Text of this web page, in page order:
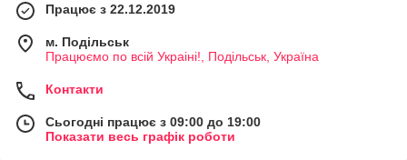
Працює з 22.12.2019
м. Подільськ
Працюємо по всій Украіні!, Подільськ, Україна
Контакти
Сьогодні працює з 09:00 до 19:00
Показати весь графік роботи